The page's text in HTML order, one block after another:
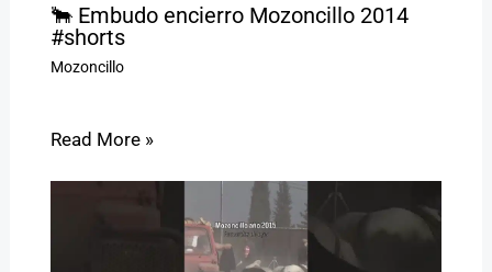
🐂 Embudo encierro Mozoncillo 2014
#shorts
Mozoncillo
Read More »